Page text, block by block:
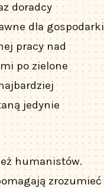
doradcy
dla gospodarki
pracy nad
po zielone
jedynie
humanistów.
zrozumieć